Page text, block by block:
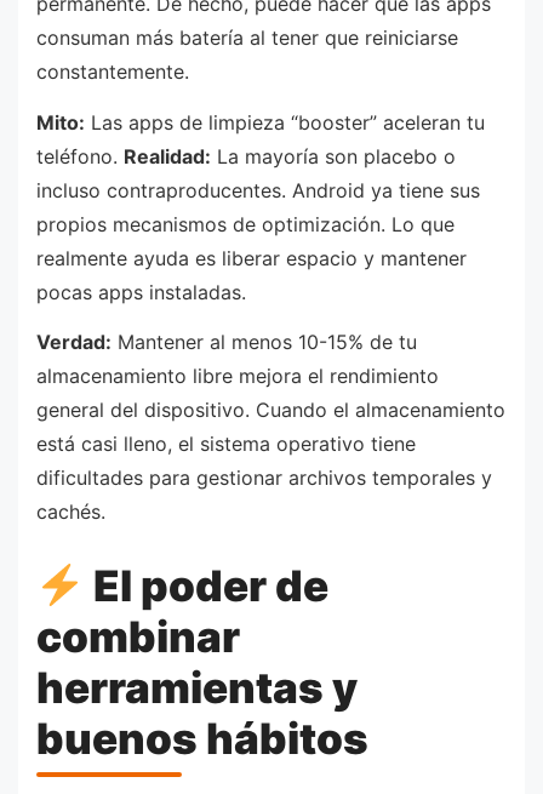
consuman más batería al tener que reiniciarse
constantemente.
Mito: Las apps de limpieza “booster” aceleran tu
teléfono. Realidad: La mayoría son placebo o
incluso contraproducentes. Android ya tiene sus
propios mecanismos de optimización. Lo que
realmente ayuda es liberar espacio y mantener
pocas apps instaladas.
Verdad: Mantener al menos 10-15% de tu
almacenamiento libre mejora el rendimiento
general del dispositivo. Cuando el almacenamiento
está casi lleno, el sistema operativo tiene
dificultades para gestionar archivos temporales y
cachés.
El poder de
combinar
herramientas y
buenos hábitos